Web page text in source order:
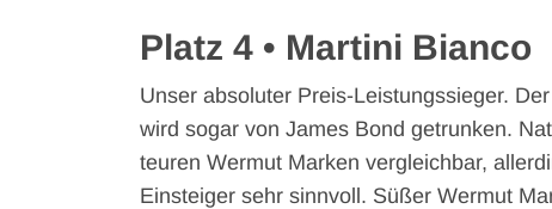
Platz 4 • Martini Bianco
Unser absoluter Preis-Leistungssieger. Der
wird sogar von James Bond getrunken.
teuren Wermut Marken vergleichbar,
Einsteiger sehr sinnvoll. Süßer Wermut